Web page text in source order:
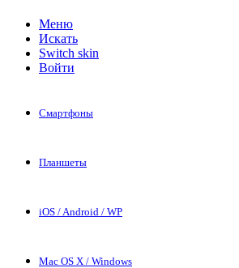
Меню
Искать
Switch skin
Войти
Смартфоны
Планшеты
iOS / Android / WP
Mac OS X / Windows